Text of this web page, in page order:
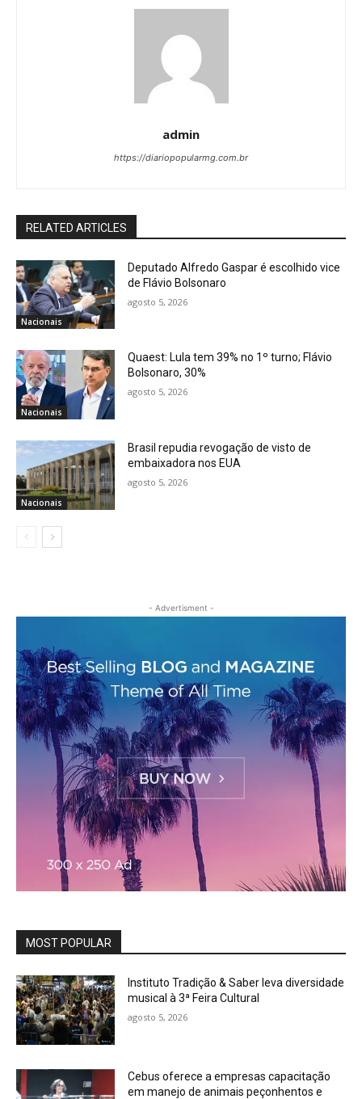
admin
https://diariopopularmg.com.br
RELATED ARTICLES
Nacionais
Deputado Alfredo Gaspar é escolhido vice
de Flávio Bolsonaro
agosto 5, 2026
Nacionais
Quaest: Lula tem 39% no 1º turno; Flávio
Bolsonaro, 30%
agosto 5, 2026
Nacionais
Brasil repudia revogação de visto de
embaixadora nos EUA
agosto 5, 2026
- Advertisment -
MOST POPULAR
Instituto Tradição & Saber leva diversidade
musical à 3ª Feira Cultural
agosto 5, 2026
Cebus oferece a empresas capacitação
em manejo de animais peçonhentos e